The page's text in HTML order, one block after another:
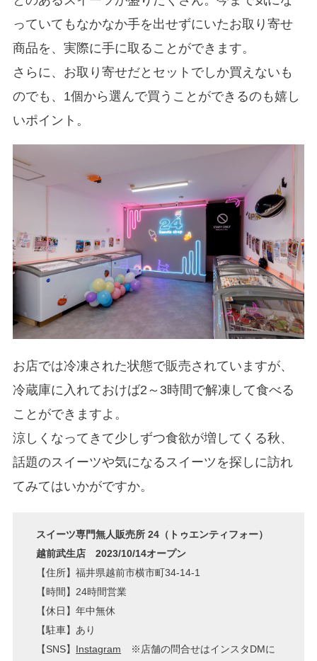
っていてもなかなか手を出せずにいたお取り寄せ
商品を、実際に手に取ることができます。
さらに、お取り寄せだとセットでしか買えないも
のでも、1個から選んで買うことができるのも嬉し
いポイント。
お店では冷凍された状態で販売されていますが、
冷蔵庫に入れておけば2～3時間で解凍して食べる
ことができますよ。
涼しくなってきて少しずつ食欲が増してくる秋、
話題のスイーツや気になるスイーツを探しに訪れ
てみてはいかがですか。
スイーツ専門無人販売所 24（トゥエンティフォー）
越前武生店 2023/10/14オープン
【住所】福井県越前市横市町34-14-1
【時間】24時間営業
【休日】年中無休
【駐車】あり
【SNS】 Instagram ※店舗の問合せはインスタDMに